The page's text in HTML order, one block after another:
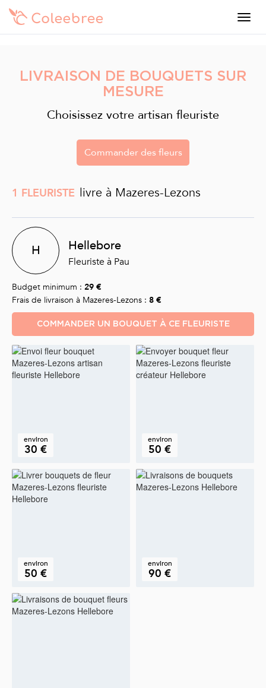
LIVRAISON DE BOUQUETS SUR
MESURE
Choisissez votre artisan fleuriste
Commander des fleurs
1 FLEURISTE livre à Mazeres-Lezons
H Hellebore
Fleuriste à Pau
Budget minimum : 29 €
Frais de livraison à Mazeres-Lezons : 8 €
COMMANDER UN BOUQUET À CE FLEURISTE
environ
30 €
environ
50 €
environ
50 €
environ
90 €